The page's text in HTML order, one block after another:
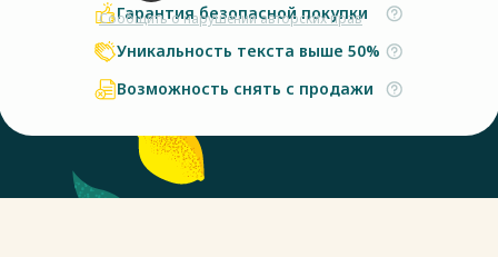
Сообщить о нарушении авторских прав
Гарантия безопасной покупки
Уникальность текста выше 50%
Возможность снять с продажи